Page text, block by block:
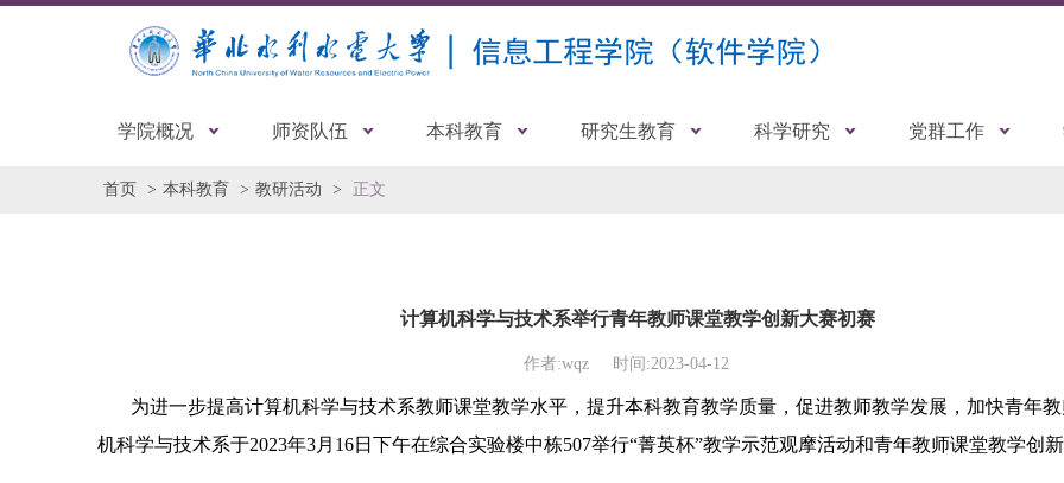
学院概况 师资队伍 本科教育 研究生教育 科学研究 党群工作
首页 本科教育 教研活动 正文
计算机科学与技术系举行青年教师课堂教学创新大赛初赛
作者:wqz 时间:2023-04-12
为进一步提高计算机科学与技术系教师课堂教学水平，提升本科教育教学质量，促进教师教学发展，加快青年
机科学与技术系于2023年3月16日下午在综合实验楼中栋507举行“菁英杯”教学示范观摩活动和青年教师课堂教学创新